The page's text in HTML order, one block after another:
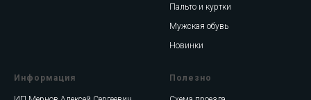
Пальто и куртки
Мужская обувь
Новинки
Информация Полезно